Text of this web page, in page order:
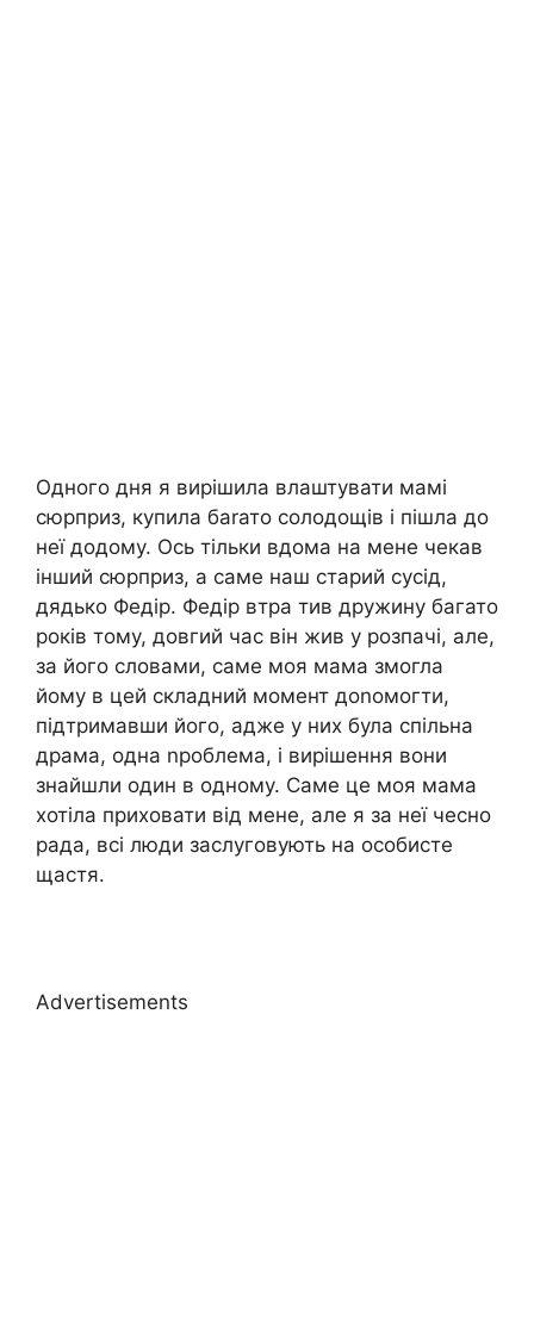
Одного дня я вирішила влаштувати мамі
сюрприз, купила баrато солодощів і пішла до
неї додому. Ось тільки вдома на мене чекав
інший сюрприз, а саме наш старий сусід,
дядько Федір. Федір втра тив дружину багато
років тому, довгий час він жив у розпачі, але,
за його словами, саме моя мама змогла
йому в цей складний момент доnомогти,
підтримавши його, адже у них була спільна
драма, одна nроблема, і вирішення вони
знайшли один в одному. Саме це моя мама
хотіла приховати від мене, але я за неї чесно
рада, всі люди заслуговують на особисте
щастя.
Advertisements